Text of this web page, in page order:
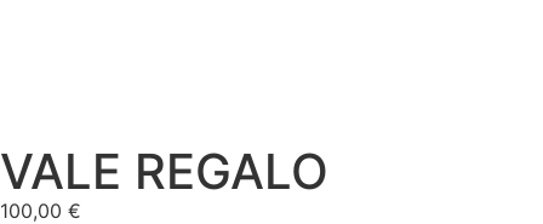
VALE REGALO
100,00 €